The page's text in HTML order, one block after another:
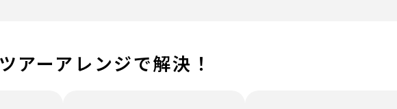
ツアーアレンジで解決！